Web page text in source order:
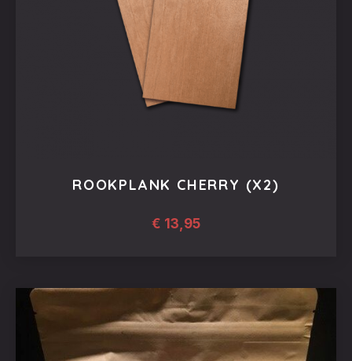
ROOKPLANK CHERRY (X2)
€ 13,95